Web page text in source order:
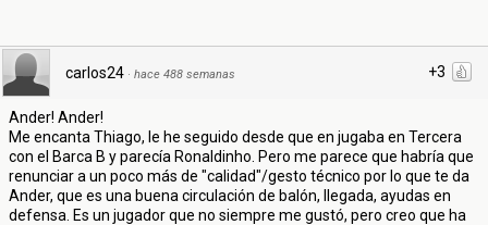
+3
carlos24 · hace 488 semanas
Ander! Ander!
Me encanta Thiago, le he seguido desde que en jugaba en Tercera
con el Barca B y parecía Ronaldinho. Pero me parece que habría que
renunciar a un poco más de "calidad"/gesto técnico por lo que te da
Ander, que es una buena circulación de balón, llegada, ayudas en
defensa. Es un jugador que no siempre me gustó, pero creo que ha